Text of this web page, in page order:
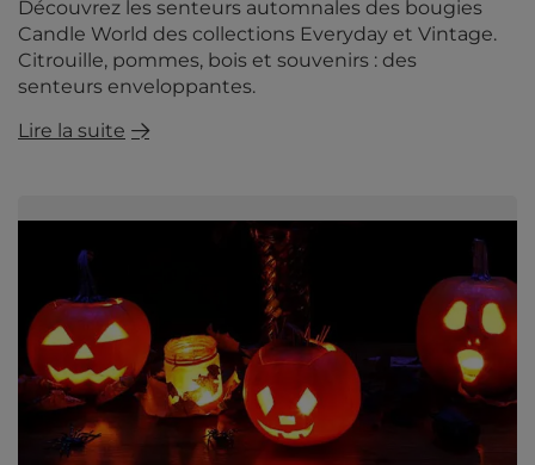
Découvrez les senteurs automnales des bougies
Candle World des collections Everyday et Vintage.
Citrouille, pommes, bois et souvenirs : des
senteurs enveloppantes.
Lire la suite